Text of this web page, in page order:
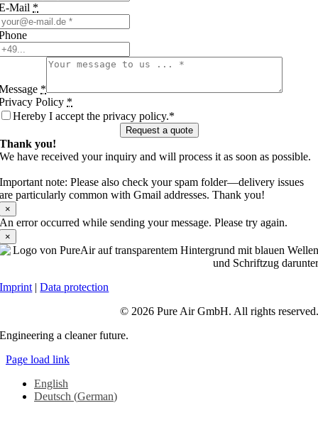
Mail *
*
Policy *
Hereby I accept the privacy policy.*
Request a quote
Thank you!
We have received your inquiry and will process it as soon as possible.
Important note: Please also check your spam folder—delivery issues
are particularly common with Gmail addresses. Thank you!
×
An error occurred while sending your message. Please try again.
×
Imprint |Data protection
© 2026 Pure Air GmbH. All rights reserved.
Engineering a cleaner future.
Page load link
English
Deutsch (German)